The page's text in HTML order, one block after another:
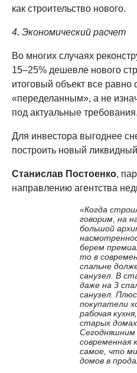
как строительство нового.
4. Экономический расчет
Во многих случаях
15–25% дешевле нового
итоговый объект все равно
«переделанным», а не
под актуальные требования.
Для инвестора выгоднее
построить новый ликвидный
Станислав Постоенко,
направлению агентства
«Когда
говорим, на
большой
берем
то в
спальне
санузел. В
даже на 3
санузел.
покупатели
рабочая
старых
Сегодняшним
современная
самое, что
домов в